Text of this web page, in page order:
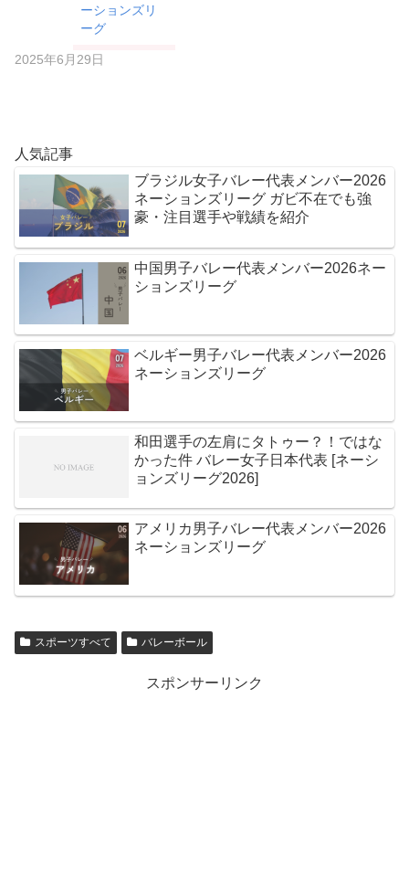
ーションズリ
ーグ
2025年6月29日
人気記事
ブラジル女子バレー代表メンバー2026
ネーションズリーグ ガビ不在でも強
豪・注目選手や戦績を紹介
中国男子バレー代表メンバー2026ネー
ションズリーグ
ベルギー男子バレー代表メンバー2026
ネーションズリーグ
和田選手の左肩にタトゥー？！ではな
かった件 バレー女子日本代表 [ネーシ
ョンズリーグ2026]
アメリカ男子バレー代表メンバー2026
ネーションズリーグ
スポーツすべて バレーボール
スポンサーリンク